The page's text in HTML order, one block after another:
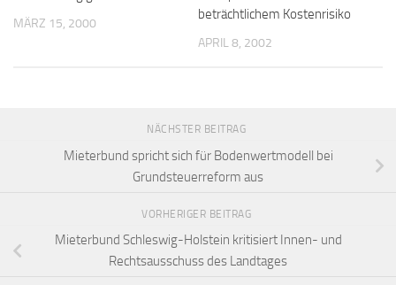
MÄRZ 15, 2000
beträchtlichem Kostenrisiko
APRIL 8, 2002
NÄCHSTER BEITRAG
Mieterbund spricht sich für Bodenwertmodell bei
Grundsteuerreform aus
VORHERIGER BEITRAG
Mieterbund Schleswig-Holstein kritisiert Innen- und
Rechtsausschuss des Landtages